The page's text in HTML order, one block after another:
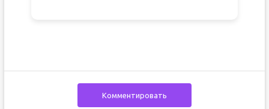
Комментировать